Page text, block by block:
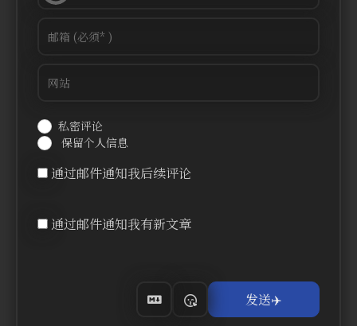
私密评论
保留个人信息
通过邮件通知我后续评论
通过邮件通知我有新文章